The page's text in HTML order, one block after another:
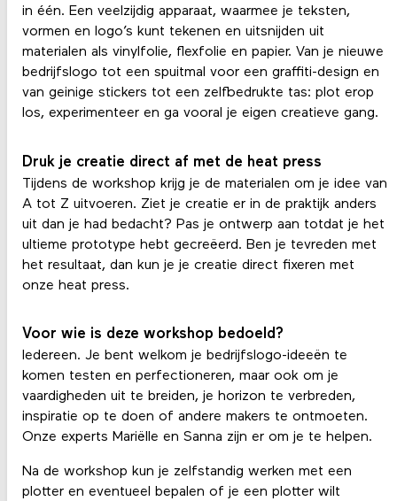
in één. Een veelzijdig apparaat, waarmee je teksten,
vormen en logo’s kunt tekenen en uitsnijden uit
materialen als vinylfolie, flexfolie en papier. Van je nieuwe
bedrijfslogo tot een spuitmal voor een graffiti-design en
van geinige stickers tot een zelfbedrukte tas: plot erop
los, experimenteer en ga vooral je eigen creatieve gang.
Druk je creatie direct af met de heat press
Tijdens de workshop krijg je de materialen om je idee van
A tot Z uitvoeren. Ziet je creatie er in de praktijk anders
uit dan je had bedacht? Pas je ontwerp aan totdat je het
ultieme prototype hebt gecreëerd. Ben je tevreden met
het resultaat, dan kun je je creatie direct fixeren met
onze heat press.
Voor wie is deze workshop bedoeld?
Iedereen. Je bent welkom je bedrijfslogo-ideeën te
komen testen en perfectioneren, maar ook om je
vaardigheden uit te breiden, je horizon te verbreden,
inspiratie op te doen of andere makers te ontmoeten.
Onze experts Mariëlle en Sanna zijn er om je te helpen.
Na de workshop kun je zelfstandig werken met een
plotter en eventueel bepalen of je een plotter wilt